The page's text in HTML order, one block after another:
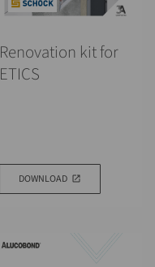
Renovation kit for
ETICS
DOWNLOAD